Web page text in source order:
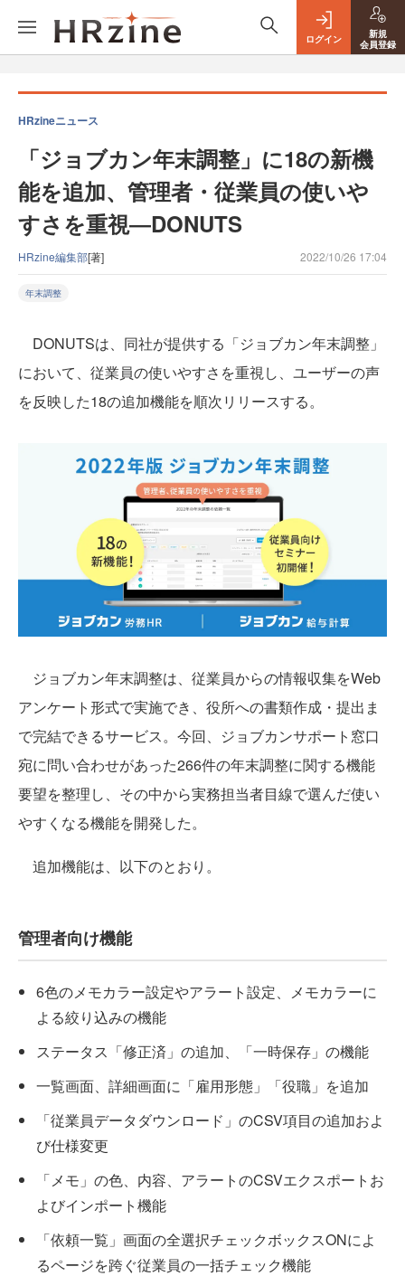
ログイン
新規
会員登録
HRzineニュース
「ジョブカン年末調整」に18の新機
能を追加、管理者・従業員の使いや
すさを重視―DONUTS
HRzine編集部[著] 2022/10/26 17:04
年末調整
DONUTSは、同社が提供する「ジョブカン年末調整」
において、従業員の使いやすさを重視し、ユーザーの声
を反映した18の追加機能を順次リリースする。
ジョブカン年末調整は、従業員からの情報収集をWeb
アンケート形式で実施でき、役所への書類作成・提出ま
で完結できるサービス。今回、ジョブカンサポート窓口
宛に問い合わせがあった266件の年末調整に関する機能
要望を整理し、その中から実務担当者目線で選んだ使い
やすくなる機能を開発した。
追加機能は、以下のとおり。
管理者向け機能
6色のメモカラー設定やアラート設定、メモカラーに
よる絞り込みの機能
ステータス「修正済」の追加、「一時保存」の機能
一覧画面、詳細画面に「雇用形態」「役職」を追加
「従業員データダウンロード」のCSV項目の追加およ
び仕様変更
「メモ」の色、内容、アラートのCSVエクスポートお
よびインポート機能
「依頼一覧」画面の全選択チェックボックスONによ
るページを跨ぐ従業員の一括チェック機能